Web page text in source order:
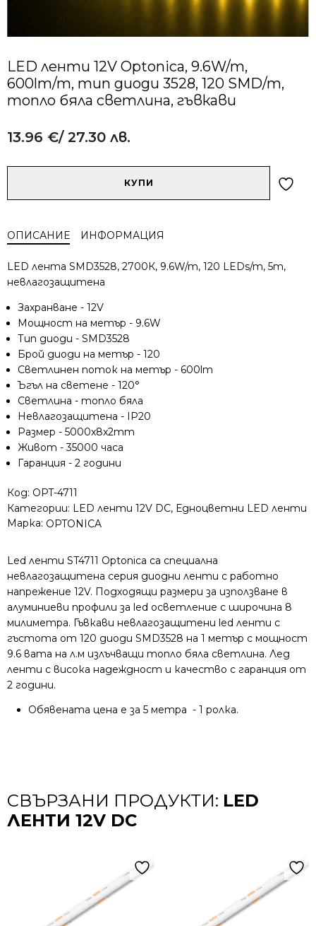
LED ленти 12V Optonica, 9.6W/m,
600lm/m, тип диоди 3528, 120 SMD/m,
топло бяла светлина, гъвкави
13.96 €/ 27.30 лв.
12V
9.6W/m,
600lm/m,
диоди
3528,
120
SMD/m,
топло
бяла
светлина,
гъвкави
КУПИ
ОПИСАНИЕ ИНФОРМАЦИЯ
LED лента SMD3528, 2700К, 9.6W/m, 120 LEDs/m, 5m,
невлагозащитена
Захранване - 12V
Мощност на метър - 9.6W
Тип диоди - SMD3528
Брой диоди на метър - 120
Светлинен поток на метър - 600lm
Ъгъл на светене - 120°
Светлина - топло бяла
Невлагозащитена - IP20
Размер - 5000x8x2mm
Живот - 35000 часа
Гаранция - 2 години
Код: OPT-4711
Категории: LED ленти 12V DC, Едноцветни LED ленти
Марка: OPTONICA
Led ленти ST4711 Optonica са специална
невлагозащитена серия диодни ленти с работно
напрежение 12V. Подходящи размери за използване в
алуминиеви профили за led осветление с широчина 8
милиметра. Гъвкави невлагозащитени led ленти с
гъстота от 120 диоди SMD3528 на 1 метър с мощност
9.6 вата на л.м излъчващи топло бяла светлина. Лед
ленти с висока надеждност и качество с гаранция от
2 години.
Обявената цена е за 5 метра - 1 ролка.
СВЪРЗАНИ ПРОДУКТИ: LED
ЛЕНТИ 12V DC